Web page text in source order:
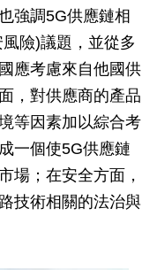
強調5G供應鏈相
險)議題，並從多
應考慮來自他國供
，對供應商的產品
等因素加以綜合考
一個使5G供應鏈
場；在安全方面，
技術相關的法治與